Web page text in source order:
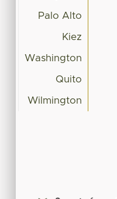
Palo Alto
Kiez
Washington
Quito
Wilmington